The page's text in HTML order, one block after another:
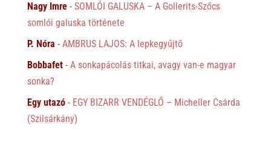
Nagy Imre- SOMLÓI GALUSKA – A Gollerits-Szőcs
somlói galuska története
P. Nóra - AMBRUS LAJOS: A lepkegyűjtő
Bobbafet- A sonkapácolás titkai, avagy van-e magyar
sonka?
Egy utazó- EGY BIZARR VENDÉGLŐ – Micheller Csárda
(Szilsárkány)